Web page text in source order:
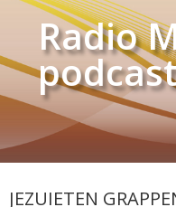
Radio
JEZUIETEN